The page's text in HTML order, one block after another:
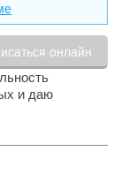
и даю